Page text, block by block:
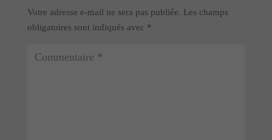
Votre adresse e-mail ne sera pas publiée. Les champs
obligatoires sont indiqués avec *